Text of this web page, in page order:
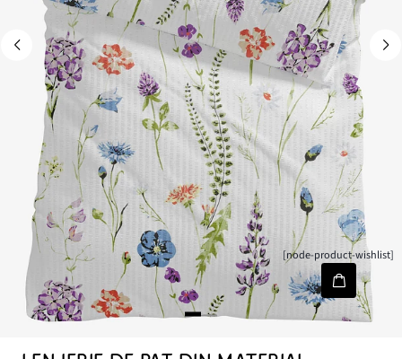
[node-product-wishlist]